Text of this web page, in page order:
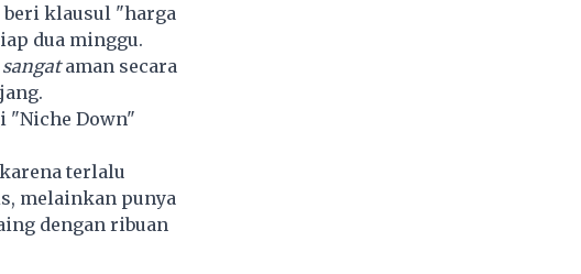
beri klausul "harga
dua minggu.
sangataman secara
"Niche Down"
terlalu
melainkan punya
dengan ribuan